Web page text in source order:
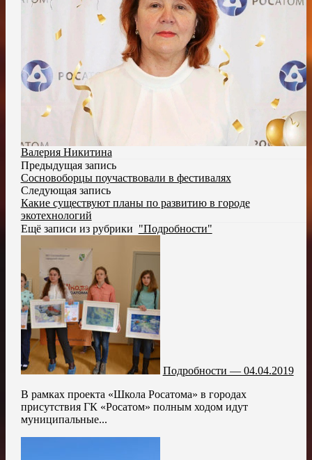
Валерия Никитина
Предыдущая запись
Сосновоборцы поучаствовали в фестивалях
Следующая запись
Какие существуют планы по развитию в городе
экотехнологий
Ещё записи из рубрики "Подробности"
Подробности — 04.04.2019
В рамках проекта «Школа Росатома» в городах
присутствия ГК «Росатом» полным ходом идут
муниципальные...